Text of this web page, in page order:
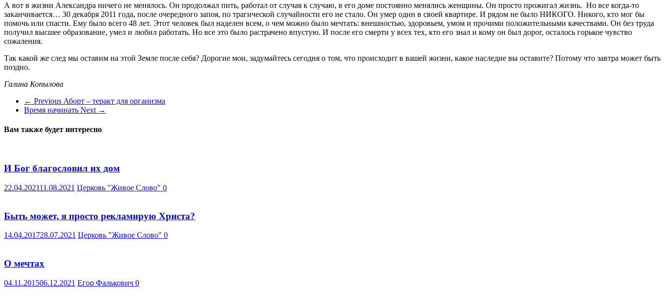
А вот в жизни Александра ничего не менялось. Он продолжал пить, работал от случая к случаю, в его доме постоянно менялись женщины. Он просто прожигал жизнь. Но все когда-то
заканчивается… 30 декабря 2011 года, после очередного запоя, по трагической случайности его не стало. Он умер один в своей квартире. И рядом не было НИКОГО. Никого, кто мог бы
помочь или спасти. Ему было всего 48 лет. Этот человек был наделен всем, о чем можно было мечтать: внешностью, здоровьем, умом и прочими положительными качествами. Он без труда
получил высшее образование, умел и любил работать. Но все это было растрачено впустую. И после его смерти у всех тех, кто его знал и кому он был дорог, осталось горькое чувство
сожаления.
Так какой же след мы оставим на этой Земле после себя? Дорогие мои, задумайтесь сегодня о том, что происходит в вашей жизни, какое наследие вы оставите? Потому что завтра может быть
поздно.
Галина Копылова
← Previous Аборт – теракт для организма
Время начинать Next →
Вам также будет интересно
И Бог благословил их дом
22.04.202111.08.2021 Церковь "Живое Слово" 0
Быть может, я просто рекламирую Христа?
14.04.201728.07.2021 Церковь "Живое Слово" 0
О мечтах
04.11.201506.12.2021 Егор Фалькович 0